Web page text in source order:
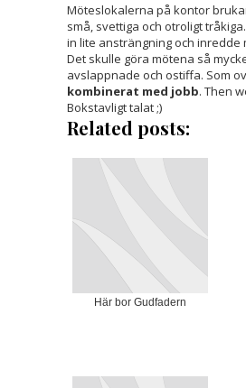
Möteslokalerna på kontor
små, svettiga och otroligt
in lite ansträngning och inredde
Det skulle göra mötena så
avslappnade och ostiffa. Som
kombinerat med jobb. Then
Bokstavligt talat ;)
Related posts:
Här bor Gudfadern